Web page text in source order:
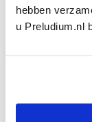
hebben
u Preludium.nl